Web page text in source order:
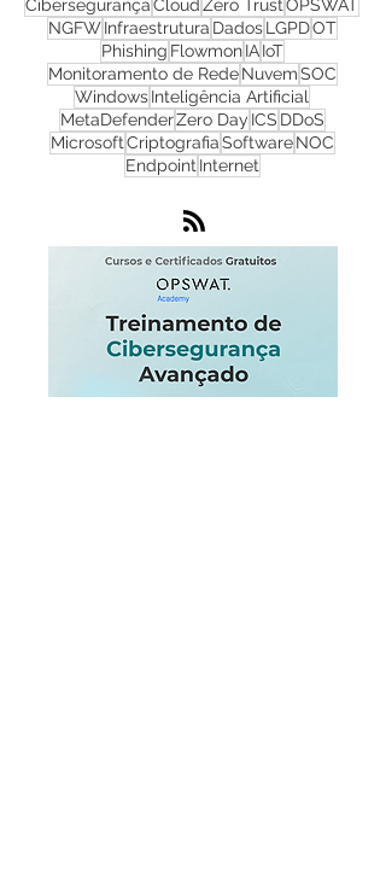
Cyber SecurityRansomwareProgress
FirewallRedesWhatsUp Gold Check Point
CibersegurançaCloudZero Trust
NGFWInfraestruturaDadosLGPDOT
PhishingFlowmonIAIoT
Monitoramento de RedeNuvemSOC
WindowsInteligência Artificial
MetaDefenderZero DayICS
EndpointInternet